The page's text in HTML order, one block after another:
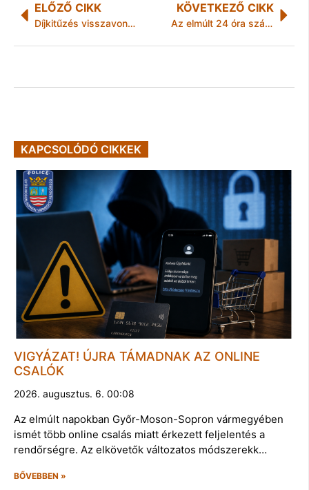
ELŐZŐ CIKK
Díjkitűzés visszavonása
KÖVETKEZŐ CIKK
Az elmúlt 24 óra számokban
KAPCSOLÓDÓ CIKKEK
VIGYÁZAT! ÚJRA TÁMADNAK AZ ONLINE
CSALÓK
2026. augusztus. 6. 00:08
Az elmúlt napokban Győr-Moson-Sopron vármegyében
ismét több online csalás miatt érkezett feljelentés a
rendőrségre. Az elkövetők változatos módszerekk…
BŐVEBBEN »